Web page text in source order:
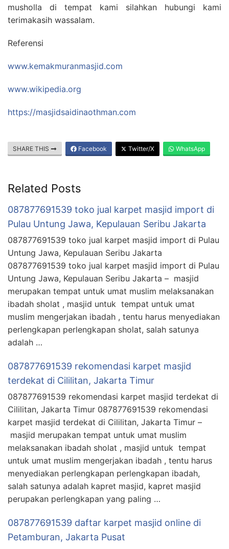
musholla di tempat kami silahkan hubungi kami
terimakasih wassalam.
Referensi
www.kemakmuranmasjid.com
www.wikipedia.org
https://masjidsaidinaothman.com
SHARE THIS Facebook Twitter/X WhatsApp
Related Posts
087877691539 toko jual karpet masjid import di
Pulau Untung Jawa, Kepulauan Seribu Jakarta
087877691539 toko jual karpet masjid import di Pulau
Untung Jawa, Kepulauan Seribu Jakarta
087877691539 toko jual karpet masjid import di Pulau
Untung Jawa, Kepulauan Seribu Jakarta – masjid
merupakan tempat untuk umat muslim melaksanakan
ibadah sholat , masjid untuk tempat untuk umat
muslim mengerjakan ibadah , tentu harus menyediakan
perlengkapan perlengkapan sholat, salah satunya
adalah …
087877691539 rekomendasi karpet masjid
terdekat di Cililitan, Jakarta Timur
087877691539 rekomendasi karpet masjid terdekat di
Cililitan, Jakarta Timur 087877691539 rekomendasi
karpet masjid terdekat di Cililitan, Jakarta Timur –
masjid merupakan tempat untuk umat muslim
melaksanakan ibadah sholat , masjid untuk tempat
untuk umat muslim mengerjakan ibadah , tentu harus
menyediakan perlengkapan perlengkapan ibadah,
salah satunya adalah kapret masjid, kapret masjid
perupakan perlengkapan yang paling …
087877691539 daftar karpet masjid online di
Petamburan, Jakarta Pusat